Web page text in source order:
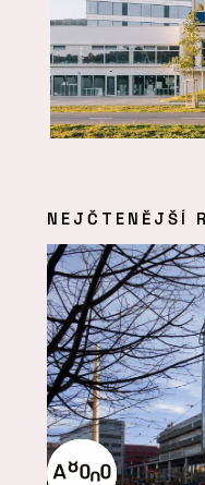
NEJČTENĚJŠÍ